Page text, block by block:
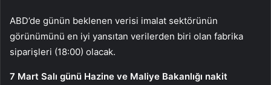
ABD’de günün beklenen verisi imalat sektörünün
görünümünü en iyi yansıtan verilerden biri olan fabrika
siparişleri (18:00) olacak.
7 Mart Salı günü Hazine ve Maliye Bakanlığı nakit